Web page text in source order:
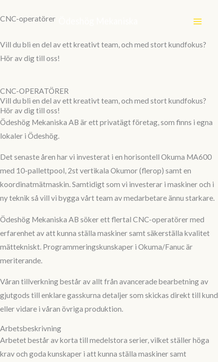
till
CNC-operatörer
Vill du bli en del av ett kreativt team, och med stort kundfokus?
Hör av dig till oss!
CNC-OPERATÖRER
Vill du bli en del av ett kreativt team, och med stort kundfokus?
Hör av dig till oss!
Ödeshög Mekaniska AB är ett privatägt företag, som finns i egna
lokaler i Ödeshög.
Det senaste åren har vi investerat i en horisontell Okuma MA600
med 10-pallettpool, 2st vertikala Okumor (flerop) samt en
koordinatmätmaskin. Samtidigt som vi investerar i maskiner och i
ny teknik så vill vi bygga vårt team av medarbetare ännu starkare.
Ödeshög Mekaniska AB söker ett flertal CNC-operatörer med
erfarenhet av att kunna ställa maskiner samt säkerställa kvalitet
mättekniskt. Programmeringskunskaper i Okuma/Fanuc är
meriterande.
Våran tillverkning består av allt från avancerade bearbetning av
gjutgods till enklare gasskurna detaljer som skickas direkt till kund
eller vidare i våran övriga produktion.
Arbetsbeskrivning
Arbetet består av korta till medelstora serier, vilket ställer höga
krav och goda kunskaper i att kunna ställa maskiner samt